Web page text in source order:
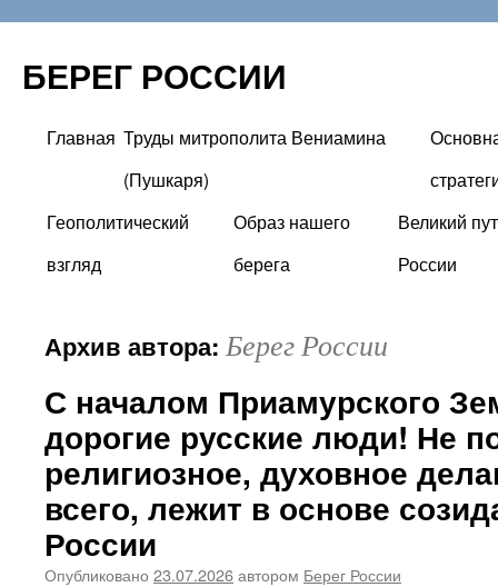
БЕРЕГ РОССИИ
Перейти
содержимому
Главная Труды митрополита Вениамина
(Пушкаря)
Геополитический
взгляд
Образ нашего
берега
Великий
России
Архив автора: Берег России
С началом Приамурского
дорогие русские люди! Не
религиозное, духовное
всего, лежит в основе
России
Опубликовано 23.07.2026автором Берег России